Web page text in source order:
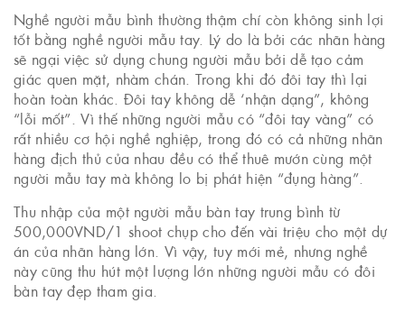
Nghề người mẫu bình thường thậm chí còn không sinh lợi
tốt bằng nghề người mẫu tay. Lý do là bởi các nhãn hàng
sẽ ngại việc sử dụng chung người mẫu bởi dễ tạo cảm
giác quen mặt, nhàm chán. Trong khi đó đôi tay thì lại
hoàn toàn khác. Đôi tay không dễ ‘nhận dạng”, không
“lỗi mốt”. Vì thế những người mẫu có “đôi tay vàng” có
rất nhiều cơ hội nghề nghiệp, trong đó có cả những nhãn
hàng địch thủ của nhau đều có thể thuê mướn cùng một
người mẫu tay mà không lo bị phát hiện “đụng hàng”.
Thu nhập của một người mẫu bàn tay trung bình từ
500,000VND/1 shoot chụp cho đến vài triệu cho một dự
án của nhãn hàng lớn. Vì vậy, tuy mới mẻ, nhưng nghề
này cũng thu hút một lượng lớn những người mẫu có đôi
bàn tay đẹp tham gia.